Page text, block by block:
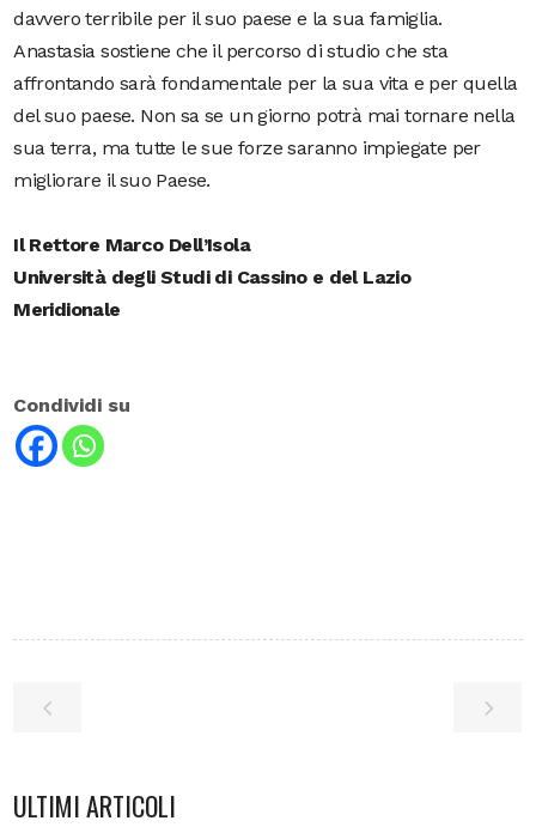
davvero terribile per il suo paese e la sua famiglia.
Anastasia sostiene che il percorso di studio che sta
affrontando sarà fondamentale per la sua vita e per quella
del suo paese. Non sa se un giorno potrà mai tornare nella
sua terra, ma tutte le sue forze saranno impiegate per
migliorare il suo Paese.
Il Rettore Marco Dell’Isola
Università degli Studi di Cassino e del Lazio
Meridionale
Condividi su
ULTIMI ARTICOLI